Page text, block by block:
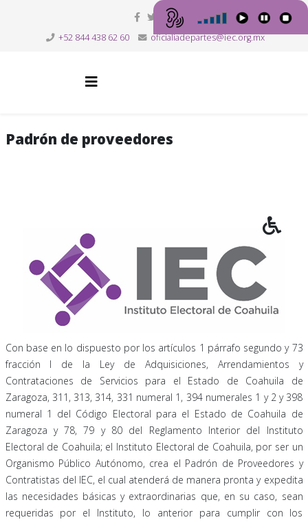
+52 844 438 62 60 oficialiadepartes@iec.org.mx
Padrón de proveedores
Con base en lo dispuesto por los artículos 1 párrafo segundo y 73
fracción I de la Ley de Adquisiciones, Arrendamientos y
Contrataciones de Servicios para el Estado de Coahuila de
Zaragoza, 311, 313, 314, 331 numeral 1, 394 numerales 1 y 2 y 398
numeral 1 del Código Electoral para el Estado de Coahuila de
Zaragoza y 78, 79 y 80 del Reglamento Interior del Instituto
Electoral de Coahuila; el Instituto Electoral de Coahuila, por ser un
Organismo Público Autónomo, crea el Padrón de Proveedores y
Contratistas del IEC, el cual atenderá de manera pronta y expedita
las necesidades básicas y extraordinarias que, en su caso, sean
requeridas por el Instituto, lo anterior para cumplir con los